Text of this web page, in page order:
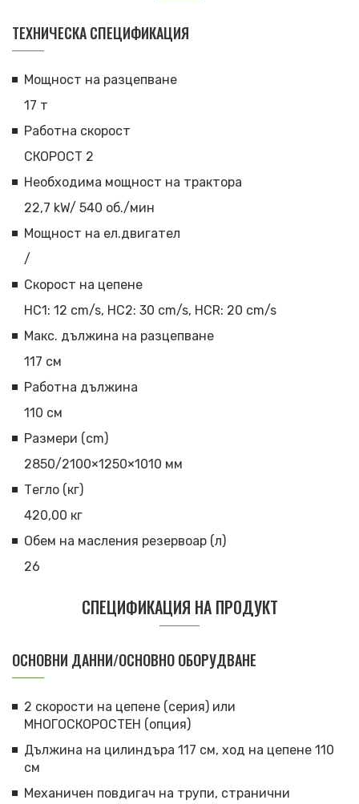
TЕХНИЧЕСКА СПЕЦИФИКАЦИЯ
Мощност на разцепване
17 т
Работна скорост
СКОРОСТ 2
Необходима мощност на трактора
22,7 kW/ 540 об./мин
Мощност на ел.двигател
/
Скорост на цепене
HC1: 12 cm/s, HC2: 30 cm/s, HCR: 20 cm/s
Макс. дължина на разцепване
117 см
Работна дължина
110 см
Размери (cm)
2850/2100×1250×1010 мм
Тегло (кг)
420,00 кг
Обем на масления резервоар (л)
26
СПЕЦИФИКАЦИЯ НА ПРОДУКТ
ОСНОВНИ ДАННИ/ОСНОВНО ОБОРУДВАНЕ
2 скорости на цепене (серия) или
МНОГОСКОРОСТЕН (опция)
Дължина на цилиндъра 117 см, ход на цепене 110
см
Механичен повдигач на трупи, странични